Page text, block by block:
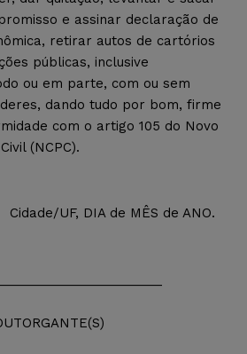
e assinar declaração de
retirar autos de cartórios
públicas, inclusive
ou em parte, com ou sem
dando tudo por bom, firme
com o artigo 105 do Novo
(NCPC).
de MÊS de ANO.